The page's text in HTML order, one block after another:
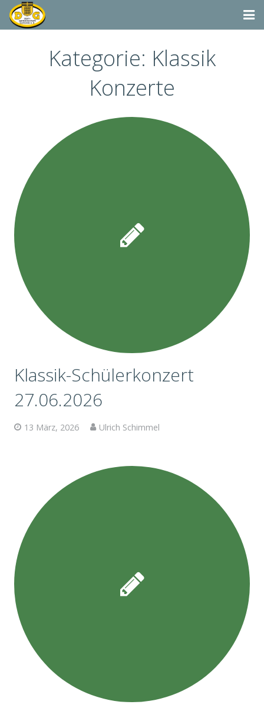
Dorfgemeinschaft & Co.
Vereine & Organisationen
Kategorie: Klassik
Konzerte
Klassik-Schülerkonzert
27.06.2026
13 März, 2026 Ulrich Schimmel